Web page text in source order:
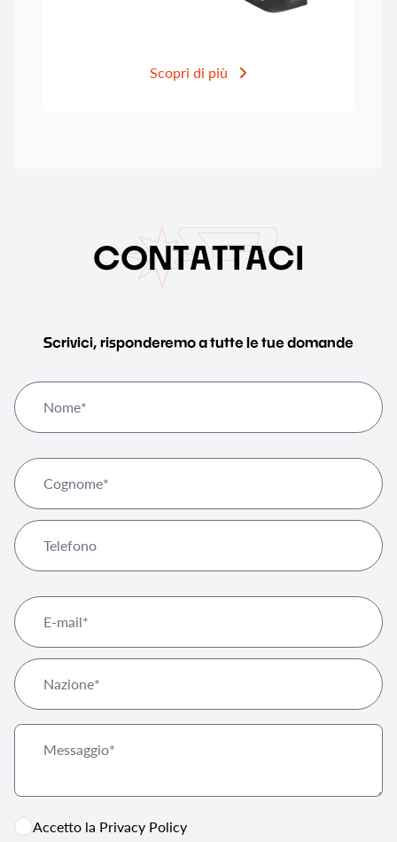
Scopri di più
CONTATTACI
Scrivici, risponderemo a tutte le tue domande
Accetto la Privacy Policy